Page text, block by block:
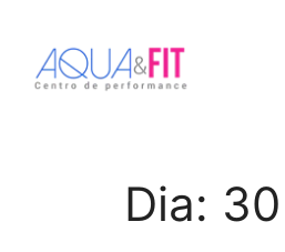
Dia: